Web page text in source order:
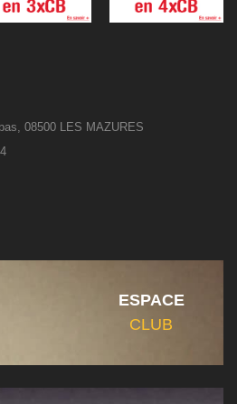
08500 LES MAZURES
ESPACE
CLUB